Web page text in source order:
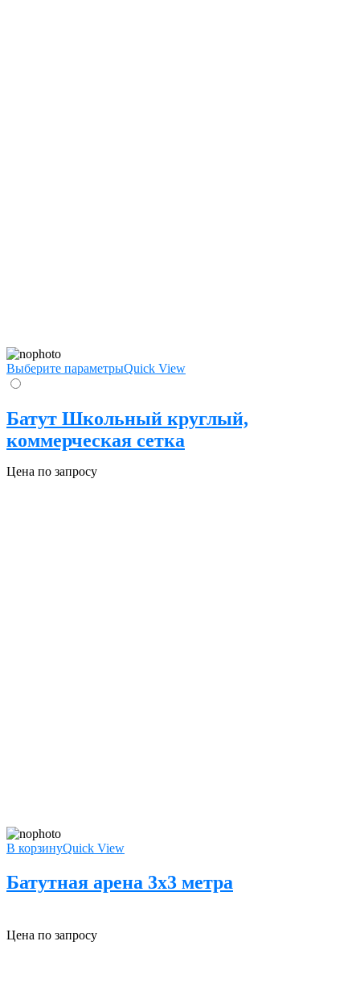
Выберите параметрыQuick View
Батут Школьный круглый,
коммерческая сетка
Цена по запросу
В корзинуQuick View
Батутная арена 3х3 метра
Цена по запросу